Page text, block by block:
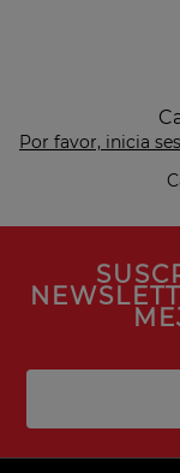
Por favor, inicia